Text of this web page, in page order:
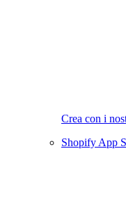
Crea con i
Shopify App